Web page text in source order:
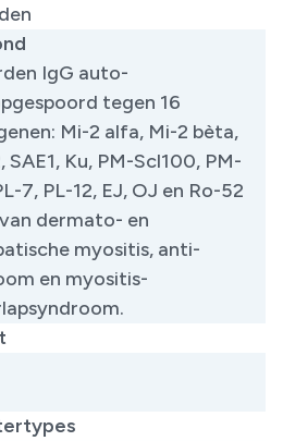
IgG auto-
tegen 16
Mi-2 alfa, Mi-2 bèta,
SAE1, Ku, PM-Scl100, PM-
7, PL-12, EJ, OJ en Ro-52
dermato- en
myositis, anti-
en myositis-